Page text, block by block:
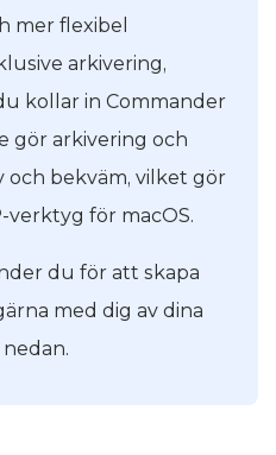
mer flexibel
arkivering,
kollar in Commander
gör arkivering och
bekväm, vilket gör
för macOS.
du för att skapa
med dig av dina